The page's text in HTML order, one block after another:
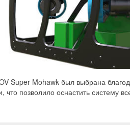
Super Mohawk был выбрана
что позволило оснастить